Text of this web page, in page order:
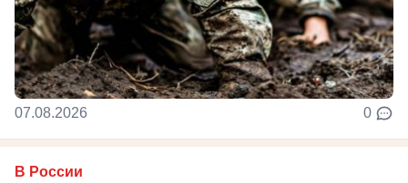
07.08.2026 0
В России